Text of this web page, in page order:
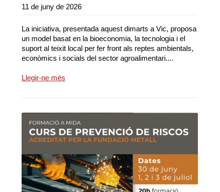
11 de juny de 2026
La iniciativa, presentada aquest dimarts a Vic, proposa
un model basat en la bioeconomia, la tecnologia i el
suport al teixit local per fer front als reptes ambientals,
econòmics i socials del sector agroalimentari....
Llegir-ne més